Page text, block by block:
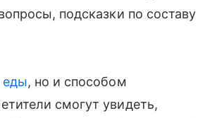
подсказки по составу
еды, но и способом
смогут увидеть,